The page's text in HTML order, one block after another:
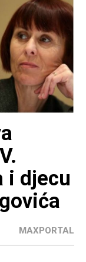
i djecu
MAXPORTAL